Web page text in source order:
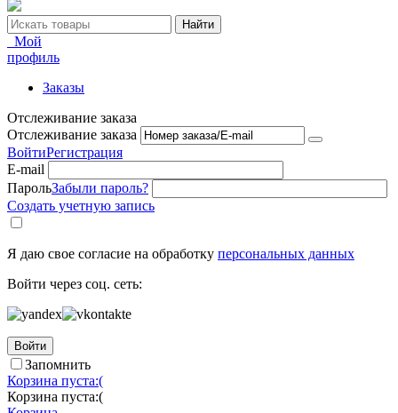
Найти
Мой
профиль
Заказы
Отслеживание заказа
Отслеживание заказа
ВойтиРегистрация
E-mail
ПарольЗабыли пароль?
Создать учетную запись
Я даю свое согласие на обработку персональных данных
Войти через соц. сеть:
Войти
Запомнить
Корзина пуста:(
Корзина пуста:(